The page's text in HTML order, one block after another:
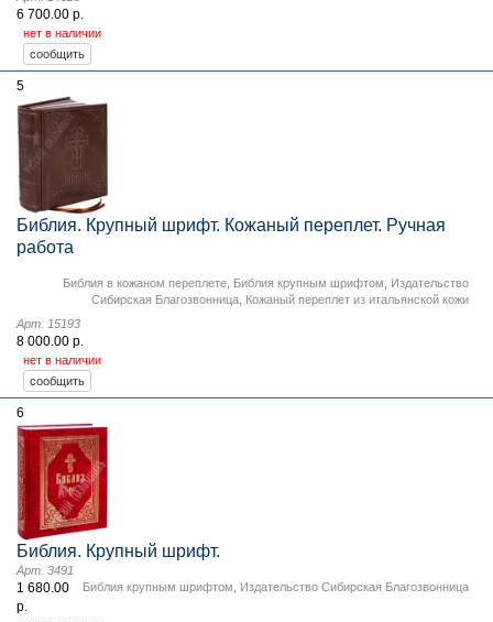
6 700.00 р.
нет в наличии
5
Библия. Крупный шрифт. Кожаный переплет. Ручная
работа
Библия в кожаном переплете Библия крупным шрифтом
Издательство
Сибирская Благозвонница Кожаный переплет из итальянской кожи
Арт. 15193
8 000.00 р.
нет в наличии
6
Библия. Крупный шрифт.
Библия крупным шрифтом Издательство Сибирская Благозвонница
Арт. 3491
1 680.00
р.